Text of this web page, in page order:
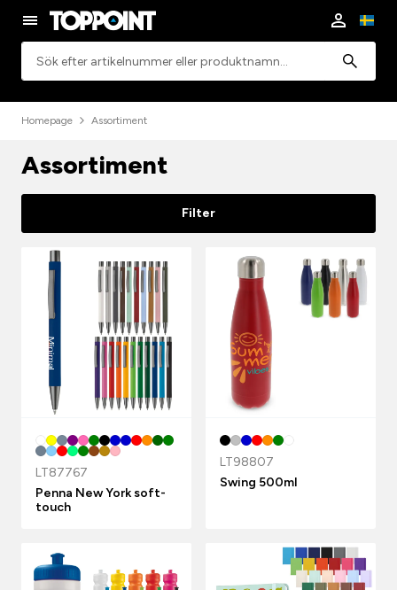
Homepage Assortiment
Assortiment
Filter
LT87767
Penna New York soft-
touch
LT98807
Swing 500ml